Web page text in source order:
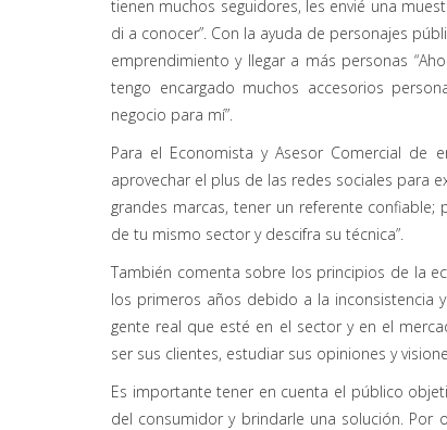
tienen muchos seguidores, les envié una
di a conocer”. Con la ayuda de personajes
emprendimiento y llegar a más personas
tengo encargado muchos accesorios
negocio para mí”.
Para el Economista y Asesor Comercial de
aprovechar el plus de las redes sociales para
grandes marcas, tener un referente
de tu mismo sector y descifra su técnica”.
También comenta sobre los principios de la
los primeros años debido a la inconsistencia
gente real que esté en el sector y en el
ser sus clientes, estudiar sus opiniones y
Es importante tener en cuenta el público
del consumidor y brindarle una solución. Por